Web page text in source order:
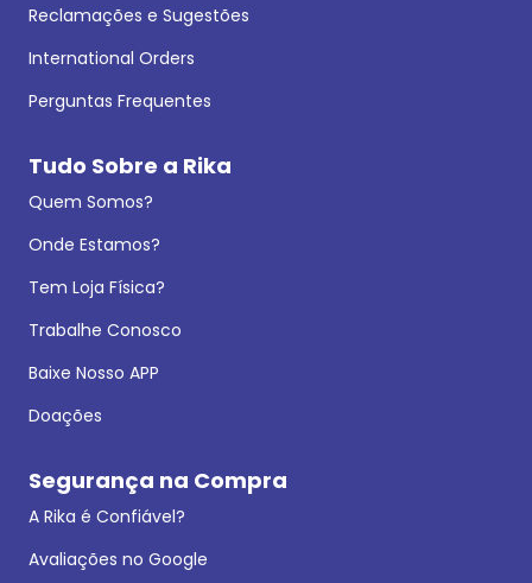
Reclamações e Sugestões
International Orders
Perguntas Frequentes
Tudo Sobre a Rika
Quem Somos?
Onde Estamos?
Tem Loja Física?
Trabalhe Conosco
Baixe Nosso APP
Doações
Segurança na Compra
A Rika é Confiável?
Avaliações no Google